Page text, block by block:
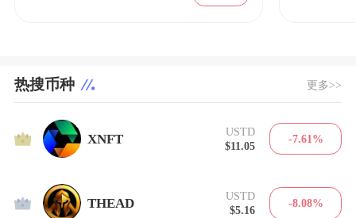
热搜币种 更多>>
1 XNFT
USTD
$11.05
-7.61%
2 THEAD
USTD
$5.16
-8.08%